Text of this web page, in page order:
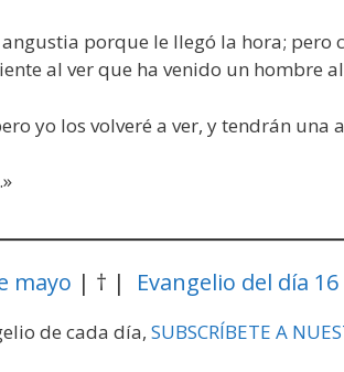
porque le llegó la hora; pero
al ver que ha venido un hombre
yo los volveré a ver, y tendrán una
mayo | † | Evangelio del día
de cada día, SUBSCRÍBETE A